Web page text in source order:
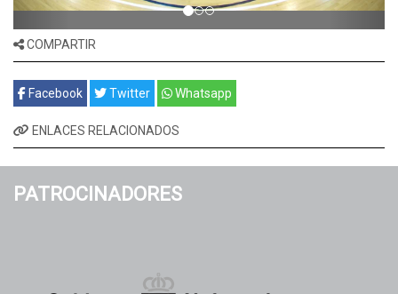
COMPARTIR
Facebook Twitter Whatsapp
ENLACES RELACIONADOS
PATROCINADORES